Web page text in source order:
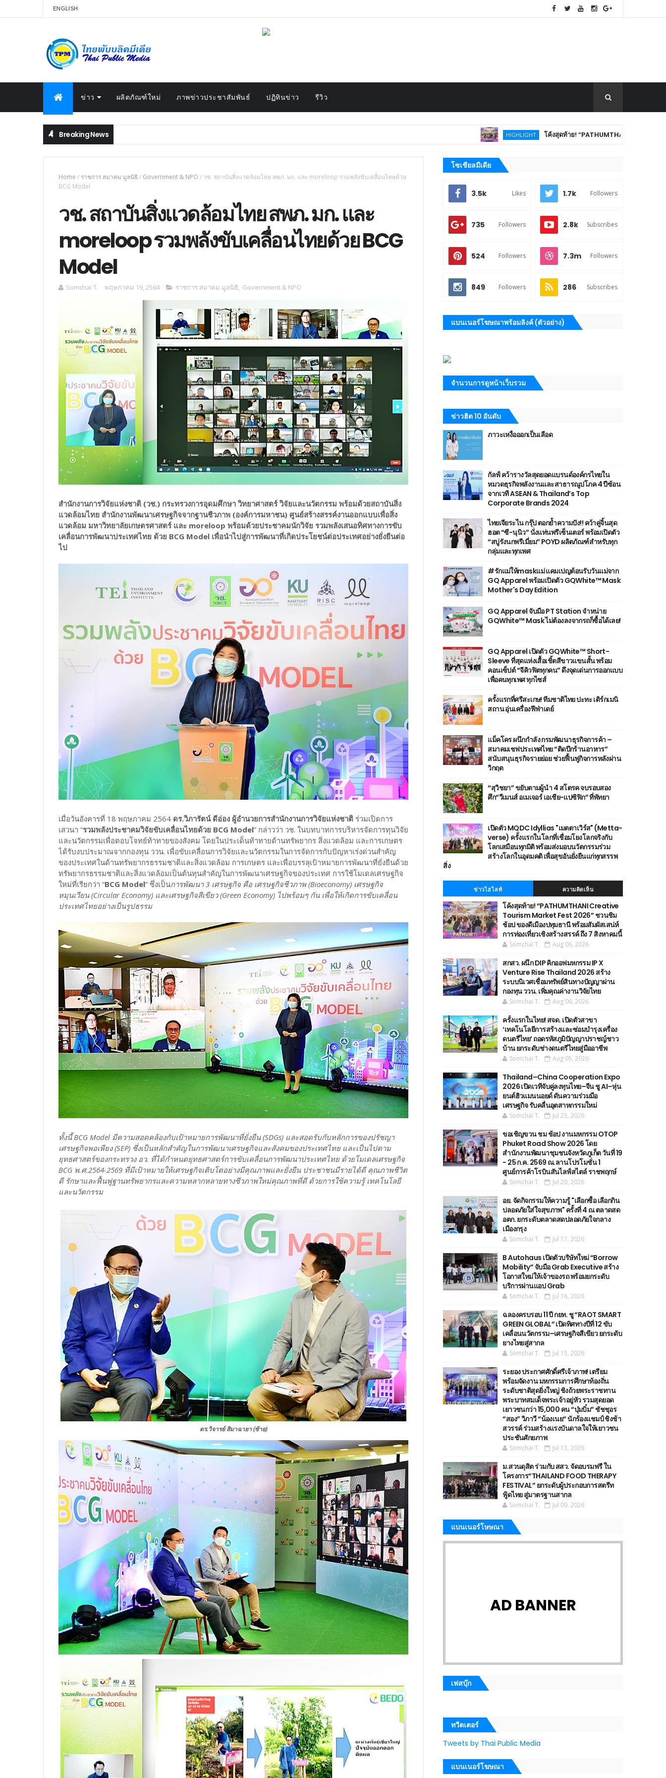
ENGLISH
ข่าว ผลิตภัณฑ์ใหม่ ภาพข่าวประชาสัมพันธ์ ปฏิทินข่าว รีวิว
Breaking News HIGHLIGHT โค้งสุดท้าย! “PATHUMTHANI Creative Tourism
Home / ราชการ สมาคม มูลนิธิ / Government & NPO / วช. สถาบันสิ่งแวดล้อมไทย สพภ. มก. และ moreloop รวมพลังขับเคลื่อนไทยด้วย
BCG Model
วช. สถาบันสิ่งแวดล้อมไทย สพภ. มก. และ
moreloop รวมพลังขับเคลื่อนไทยด้วย BCG
Model
Somchai T. พฤษภาคม 19, 2564 ราชการ สมาคม มูลนิธิ, Government & NPO
สำนักงานการวิจัยแห่งชาติ (วช.) กระทรวงการอุดมศึกษา วิทยาศาสตร์ วิจัยและนวัตกรรม พร้อมด้วยสถาบันสิ่ง
แวดล้อมไทย สำนักงานพัฒนาเศรษฐกิจจากฐานชีวภาพ (องค์การมหาชน) ศูนย์สร้างสรรค์งานออกแบบเพื่อสิ่ง
แวดล้อม มหาวิทยาลัยเกษตรศาสตร์ และ moreloop พร้อมด้วยประชาคมนักวิจัย รวมพลังเสนอทิศทางการขับ
เคลื่อนการพัฒนาประเทศไทย ด้วย BCG Model เพื่อนำไปสู่การพัฒนาที่เกิดประโยชน์ต่อประเทศอย่างยั่งยืนต่อ
ไป
เมื่อวันอังคารที่ 18 พฤษภาคม 2564 ดร.วิภารัตน์ ดีอ่อง ผู้อำนวยการสำนักงานการวิจัยแห่งชาติ ร่วมเปิดการ
เสวนา “รวมพลังประชาคมวิจัยขับเคลื่อนไทยด้วย BCG Model” กล่าวว่า วช. ในบทบาทการบริหารจัดการทุนวิจัย
และนวัตกรรมเพื่อตอบโจทย์ท้าทายของสังคม โดยในประเด็นท้าทายด้านทรัพยากร สิ่งแวดล้อม และการเกษตร
ได้รับงบประมาณจากกองทุน ววน. เพื่อขับเคลื่อนการวิจัยและนวัตกรรมในการจัดการกับปัญหาเร่งด่วนสำคัญ
ของประเทศในด้านทรัพยากรธรรมชาติและสิ่งแวดล้อม การเกษตร และเพื่อบรรลุเป้าหมายการพัฒนาที่ยั่งยืนด้วย
ทรัพยากรธรรมชาติและสิ่งแวดล้อมเป็นต้นทุนสำคัญในการพัฒนาเศรษฐกิจของประเทศ การใช้โมเดลเศรษฐกิจ
ใหม่ที่เรียกว่า “BCG Model” ซึ่งเป็นการพัฒนา 3 เศรษฐกิจ คือ เศรษฐกิจชีวภาพ (Bioeconomy) เศรษฐกิจ
หมุนเวียน (Circular Economy) และเศรษฐกิจสีเขียว (Green Economy) ไปพร้อมๆ กัน เพื่อให้เกิดการขับเคลื่อน
ประเทศไทยอย่างเป็นรูปธรรม
ทั้งนี้ BCG Model มีความสอดคล้องกับเป้าหมายการพัฒนาที่ยั่งยืน (SDGs) และสอดรับกับหลักการของปรัชญา
เศรษฐกิจพอเพียง (SEP) ซึ่งเป็นหลักสำคัญในการพัฒนาเศรษฐกิจและสังคมของประเทศไทย และเป็นไปตาม
ยุทธศาสตร์ของกระทรวง อว. ที่ได้กำหนดยุทธศาสตร์การขับเคลื่อนการพัฒนาประเทศไทย ด้วยโมเดลเศรษฐกิจ
BCG พ.ศ.2564-2569 ที่มีเป้าหมายให้เศรษฐกิจเติบโตอย่างมีคุณภาพและยั่งยืน ประชาชนมีรายได้ดี คุณภาพชีวิต
ดี รักษาและฟื้นฟูฐานทรัพยากรและความหลากหลายทางชีวภาพใหม่คุณภาพที่ดี ด้วยการใช้ความรู้ เทคโนโลยี
และนวัตกรรม
ดร.วิจารย์ สิมาฉายา(ซ้าย)
โซเชียลมีเดีย
3.5k Likes 1.7k Followers
735 Followers 2.8k Subscribes
524 Followers 7.3m Followers
849 Followers 286 Subscribes
แบนเนอร์โฆษณาพร้อมลิงค์ (ตัวอย่าง)
จำนวนการดูหน้าเว็บรวม
ข่าวฮิต 10 อันดับ
ภาวะเหงื่อออกเป็นเลือด
กัลฟ์ คว้ารางวัลสุดยอดแบรนด์องค์กรไทยใน
หมวดธุรกิจพลังงานและสาธารณูปโภค 4 ปีซ้อน
จากเวที ASEAN & Thailand’s Top
Corporate Brands 2024
ไทยเจียระไน กรุ๊ป ตอกย้ำความปัง!! คว้าคู่จิ้นสุด
ฮอต “ซี-นุนิว” นั่งแท่นพรีเซ็นเตอร์ พร้อมเปิดตัว
“สบู่รังนกพรีเมี่ยม” POYD ผลิตภัณฑ์สำหรับทุก
กลุ่มและทุกเพศ
#รักแม่ให้maskแม่ แคมเปญต้อนรับวันแม่จาก
GQ Apparel พร้อมเปิดตัว GQWhite™ Mask
Mother's Day Edition
GQ Apparel จับมือ PT Station จำหน่าย
GQWhite™ Mask ไม่ต้องลงจากรถก็ซื้อได้เลย!
GQ Apparel เปิดตัว GQWhite™ Short-
Sleeve ที่สุดแห่งเสื้อเชิ้ตสีขาวแขนสั้น พร้อม
คอนเซ็ปต์ “จีคิวฟิตทุกคน” ดึงจุดเด่นการออกแบบ
เพื่อคนทุกเพศ ทุกไซส์
ครั้งแรกที่ศรีสะเกษ! ทีมชาติไทย ปะทะ เติร์กเมนิ
สถาน อุ่นเครื่องฟีฟ่าเดย์
แม็คโคร ผนึกกำลัง กรมพัฒนาธุรกิจการค้า –
สมาคมเชฟประเทศไทย “ติดปีกร้านอาหาร”
สนับสนุนธุรกิจรายย่อย ช่วยฟื้นฟูกิจการหลังผ่าน
วิกฤต
“สุวิชยา” ขยับตามผู้นำ 4 สโตรค จบรอบสอง
ศึก“วีเมนส์ อเมเจอร์ เอเชีย-แปซิฟิก” ที่พัทยา
เปิดตัว MQDC Idyllias "เมตตาเวิร์ส" (Metta-
verse) ครั้งแรกในโลกที่เชื่อมโยงโลกจริงกับ
โลกเสมือนทุกมิติ พร้อมส่งมอบนวัตกรรมร่วม
สร้างโลกในอุดมคติ เพื่อสุขอันยั่งยืนแก่ทุกสรรพ
สิ่ง
ข่าวไฮไลท์ ความคิดเห็น
โค้งสุดท้าย! “PATHUMTHANI Creative
Tourism Market Fest 2026” ชวนชิม
ช้อป ของดีเมืองปทุมธานี พร้อมสัมผัสเสน่ห์
การท่องเที่ยวเชิงสร้างสรรค์ ถึง 7 สิงหาคมนี้
Somchai T. Aug 06, 2026
สกสว. ผนึก DIP คิกออฟมหกรรม IP X
Venture Rise Thailand 2026 สร้าง
ระบบนิเวศเชื่อมทรัพย์สินทางปัญญาผ่าน
กองทุน ววน. เพิ่มคุณค่างานวิจัยไทย
Somchai T. Aug 06, 2026
ครั้งแรกในไทย! สจด. เปิดตัวสาขา
‘เทคโนโลยีการสร้างและซ่อมบำรุงเครื่อง
ดนตรีไทย’ ​ถอดรหัสภูมิปัญญาปราชญ์ชาว
บ้าน ยกระดับช่างดนตรีไทยสู่มืออาชีพ
Somchai T. Aug 05, 2026
Thailand–China Cooperation Expo
2026 เปิดเวทีจับคู่ลงทุนไทย–จีน ชู AI–หุ่น
ยนต์ฮิวแมนนอยด์ ดันความร่วมมือ
เศรษฐกิจ รับคลื่นอุตสาหกรรมใหม่
Somchai T. Jul 23, 2026
ขอเชิญขวน ชม ช้อป งานมหกรรม OTOP
Phuket Road Show 2026 โดย
สำนักงานพัฒนาชุมชนจังหวัดภูเก็ต วันที่ 19
- 25 ก.ค. 2569 ณ.ลานโปรโมชั่น 1
ศูนย์การค้าโรบินสันไลฟ์สไตล์ ราชพฤกษ์
Somchai T. Jul 20, 2026
อย. จัดกิจกรรมให้ความรู้ "เลือกซื้อ เลือกกิน
ปลอดภัยใส่ใจสุขภาพ" ครั้งที่ 4 ณ ตลาดสด
อตก. ยกระดับตลาดสดปลอดภัยใจกลาง
เมืองกรุง
Somchai T. Jul 17, 2026
B Autohaus เปิดตัวบริษัทใหม่ “Borrow
Mobility” จับมือ Grab Executive สร้าง
โอกาสใหม่ให้เจ้าของรถ พร้อมยกระดับ
บริการผ่านแอป Grab
Somchai T. Jul 16, 2026
ฉลองครบรอบ 11 ปี กยท. ชู “RAOT SMART
GREEN GLOBAL” เปิดทิศทางปีที่ 12 ขับ
เคลื่อนนวัตกรรม–เศรษฐกิจสีเขียว ยกระดับ
ยางไทยสู่สากล
Somchai T. Jul 15, 2026
ระยอง ประกาศศักดิ์ศรีเจ้าภาพ! เตรียม
พร้อมจัดงาน มหกรรมการศึกษาท้องถิ่น
ระดับชาติสุดยิ่งใหญ่ ชิงถ้วยพระราชทาน
พระบาทสมเด็จพระเจ้าอยู่หัว รวมสุดยอด
เยาวชนกว่า 15,000 คน “บุ๋มบิ๋ม” ชัชชุอร
“สอง” วิภาวี “น้องเนย“ นักร้องแชมป์ ชิงช้า
สวรรค์ ร่วมสร้างแรงบันดาลใจให้เยาวชน
ประชันศักยภาพ
Somchai T. Jul 13, 2026
ม.สวนดุสิต ร่วมกับ สสว. จัดอบรมฟรี ใน
โครงการ“THAILAND FOOD THERAPY
FESTIVAL” ยกระดับผู้ประกอบการสตรีท
ฟู้ดไทย สู่มาตรฐานสากล
Somchai T. Jul 09, 2026
แบนเนอร์โษษณา
AD BANNER
เฟสบุ๊ก
ทวีตเตอร์
Tweets by Thai Public Media
แบนเนอร์โฆษณา